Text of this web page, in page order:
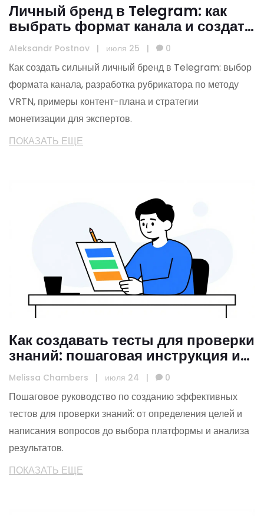
Личный бренд в Telegram: как
выбрать формат канала и создать
рубрикатор
Aleksandr Postnov | июля 25 | 0
Как создать сильный личный бренд в Telegram: выбор
формата канала, разработка рубрикатора по методу
VRTN, примеры контент-плана и стратегии
монетизации для экспертов.
ПОКАЗАТЬ ЕЩЕ
Как создавать тесты для проверки
знаний: пошаговая инструкция и
выбор платформы
Melissa Chambers | июля 24 | 0
Пошаговое руководство по созданию эффективных
тестов для проверки знаний: от определения целей и
написания вопросов до выбора платформы и анализа
результатов.
ПОКАЗАТЬ ЕЩЕ